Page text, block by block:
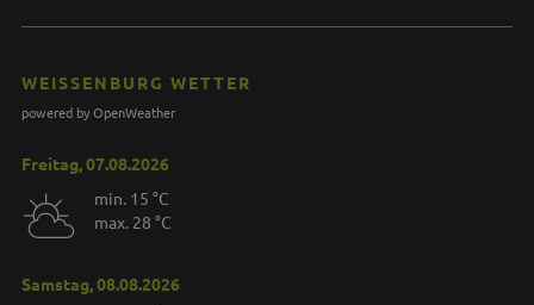
WEISSENBURG WETTER
powered by OpenWeather
Freitag, 07.08.2026
min. 15 °C
max. 28 °C
Samstag, 08.08.2026